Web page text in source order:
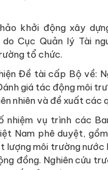
và Cuộc sống nêu ra
kịp thời, hiệu quả.